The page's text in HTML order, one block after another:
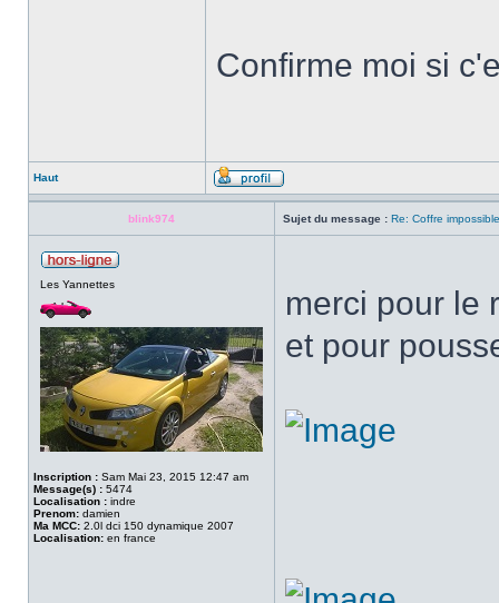
Confirme moi si
Haut
blink974 Sujet du message : Re: Coffre
Les Yannettes
Inscription : Sam Mai 23, 2015 12:47 am
Message(s) : 5474
Localisation : indre
Prenom: damien
Ma MCC: 2.0l dci 150 dynamique 2007
Localisation: en france
merci pour le
et pour